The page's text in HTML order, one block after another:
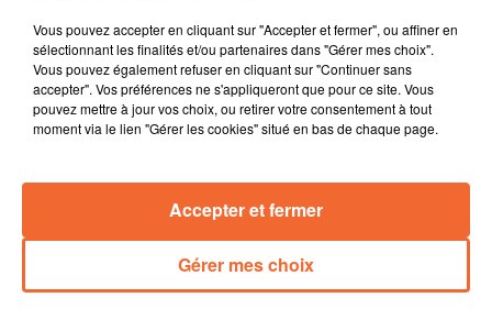
RADIO PODCASTS JEUX MUSIQUE
SPORT CINÉMA CONTACT
Vous pouvez accepter en cliquant sur "Accepter et fermer", ou affiner en
sélectionnant les finalités et/ou partenaires dans "Gérer mes choix".
Vous pouvez également refuser en cliquant sur "Continuer sans
accepter". Vos préférences ne s'appliqueront que pour ce site. Vous
pouvez mettre à jour vos choix, ou retirer votre consentement à tout
moment via le lien "Gérer les cookies" situé en bas de chaque page.
Gérer mes choix
Accepter et fermer